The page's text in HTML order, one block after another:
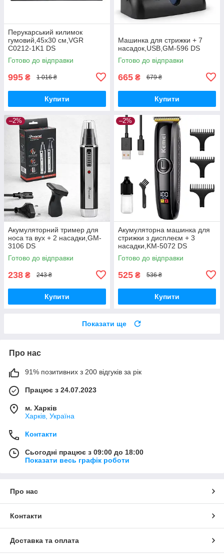
Перукарський килимок
гумовий,45х30 см,VGR
C0212-1K1 DS
Готово до відправки
995 ₴ 1 016 ₴
Купити
Машинка для стрижки + 7
насадок,USB,GM-596 DS
Готово до відправки
665 ₴ 679 ₴
Купити
–2%
Акумуляторний тример для
носа та вух + 2 насадки,GM-
3106 DS
Готово до відправки
238 ₴ 243 ₴
Купити
–2%
Акумуляторна машинка для
стрижки з дисплеєм + 3
насадки,KM-5072 DS
Готово до відправки
525 ₴ 536 ₴
Купити
Показати ще
Про нас
91% позитивних з 200 відгуків за рік
Працює з 24.07.2023
м. Харків
Харків, Україна
Контакти
Сьогодні працює з 09:00 до 18:00
Показати весь графік роботи
Про нас
Контакти
Доставка та оплата